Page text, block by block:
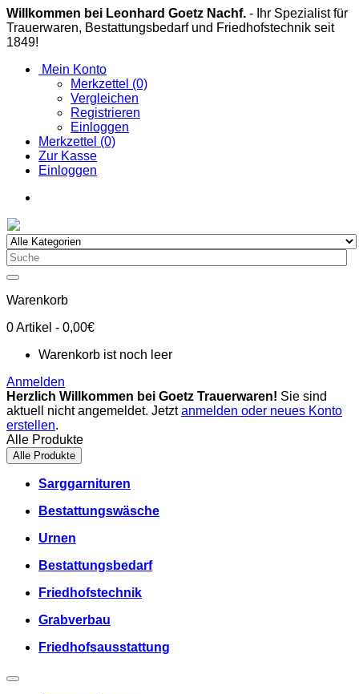
Willkommen bei Leonhard Goetz Nachf. - Ihr Spezialist für
Trauerwaren, Bestattungsbedarf und Friedhofstechnik seit
1849!
Mein Konto
Merkzettel (0)
Vergleichen
Registrieren
Einloggen
Merkzettel (0)
Zur Kasse
Einloggen
Warenkorb
0Artikel - 0,00€
Warenkorb ist noch leer
Anmelden
Herzlich Willkommen bei Goetz Trauerwaren! Sie sind
aktuell nicht angemeldet. Jetztanmelden oder neues Konto
erstellen.
Alle Produkte
Alle Produkte
Sarggarnituren
Bestattungswäsche
Urnen
Bestattungsbedarf
Friedhofstechnik
Grabverbau
Friedhofsausstattung